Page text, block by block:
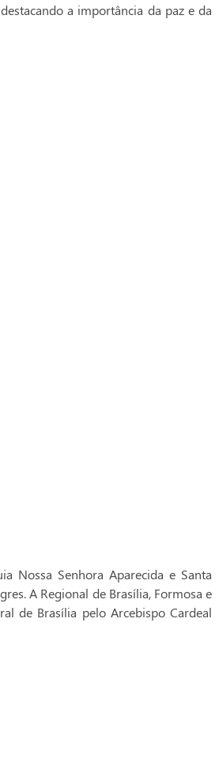
a importância da paz e da
Nossa Senhora Aparecida e Santa
A Regional de Brasília, Formosa e
de Brasília pelo Arcebispo Cardeal